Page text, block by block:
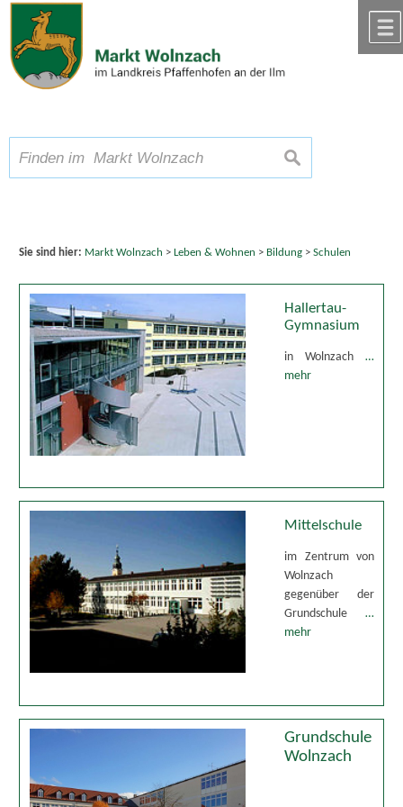
Zum Inhalt,zur Navigation
Schriftgröße A A A suchen
Sie sind hier: Markt Wolnzach > Leben & Wohnen > Bildung> Schulen
Hallertau-
Gymnasium
in Wolnzach…
mehr
Mittelschule
im Zentrum von
Wolnzach
gegenüber der
Grundschule…
mehr
Grundschule
Wolnzach